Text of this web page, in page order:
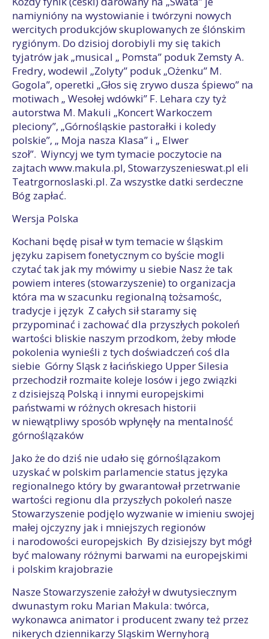
namiynióny na wystowianie i twórzyni nowych
wercitych produkcjów skuplowanych ze ślónskim
rygiónym. Do dzisioj dorobiyli my się takich
tyjatrów jak „musical „ Pomsta” poduk Zemsty A.
Fredry, wodewil „Zolyty” poduk „Ożenku” M.
Gogola”, operetki „Głos się zrywo dusza śpiewo” na
motiwach „ Wesołej wdówki” F. Lehara czy tyż
autorstwa M. Makuli „Koncert Warkoczem
pleciony”, „Górnośląskie pastorałki i koledy
polskie”, „ Moja nasza Klasa” i „ Elwer
szoł”. Wiyncyj we tym tymacie poczytocie na
zajtach www.makula.pl, Stowarzyszenieswat.pl eli
Teatrgornoslaski.pl. Za wszystke datki serdeczne
Bóg zapłać.
Wersja Polska
Kochani będę pisał w tym temacie w śląskim
języku zapisem fonetycznym co byście mogli
czytać tak jak my mówimy u siebie Nasz że tak
powiem interes (stowarzyszenie) to organizacja
która ma w szacunku regionalną tożsamośc,
tradycje i język Z całych sił staramy się
przypominać i zachować dla przyszłych pokoleń
wartości bliskie naszym przodkom, żeby młode
pokolenia wynieśli z tych doświadczeń coś dla
siebie Górny Sląsk z łacińskiego Upper Silesia
przechodził rozmaite koleje losów i jego związki
z dzisiejszą Polską i innymi europejskimi
państwami w różnych okresach historii
w niewątpliwy sposób wpłynęły na mentalność
górnoślązaków
Jako że do dziś nie udało się górnoślązakom
uzyskać w polskim parlamencie status języka
regionalnego który by gwarantował przetrwanie
wartości regionu dla przyszłych pokoleń nasze
Stowarzyszenie podjęlo wyzwanie w imieniu swojej
małej ojczyzny jak i mniejszych regionów
i narodowości europejskich By dzisiejszy byt mógł
być malowany różnymi barwami na europejskimi
i polskim krajobrazie
Nasze Stowarzyszenie założył w dwutysiecznym
dwunastym roku Marian Makula: twórca,
wykonawca animator i producent zwany też przez
nikerych dziennikarzy Sląskim Wernyhorą